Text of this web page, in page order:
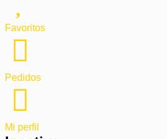
Favoritos
Pedidos
Mi perfil